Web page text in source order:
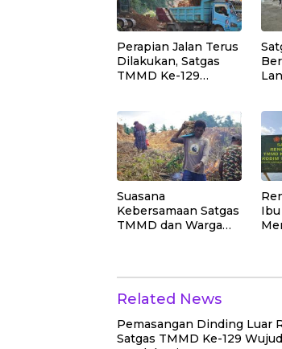
Perapian Jalan Terus
Dilakukan, Satgas
TMMD Ke-129
Pembukaan Jalan
Kepulauan Umbele
Suasana
Kebersamaan Satgas
TMMD dan Warga
Ibu
Related News
Pemasangan Dinding Luar
Satgas TMMD Ke-129